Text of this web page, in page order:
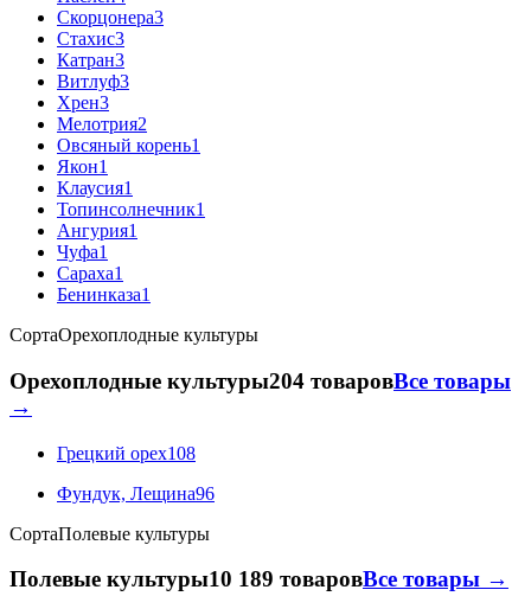
Скорцонера3
Стахис3
Катран3
Витлуф3
Хрен3
Мелотрия2
Овсяный корень1
Якон1
Клаусия1
Топинсолнечник1
Ангурия1
Чуфа1
Сараха1
Бенинказа1
СортаОрехоплодные культуры
Орехоплодные культуры204 товаровВсе товары
→
Грецкий орех108
Фундук, Лещина96
СортаПолевые культуры
Полевые культуры10 189 товаровВсе товары →